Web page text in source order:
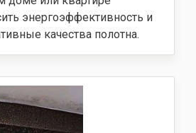
энергоэффективность и
качества полотна.